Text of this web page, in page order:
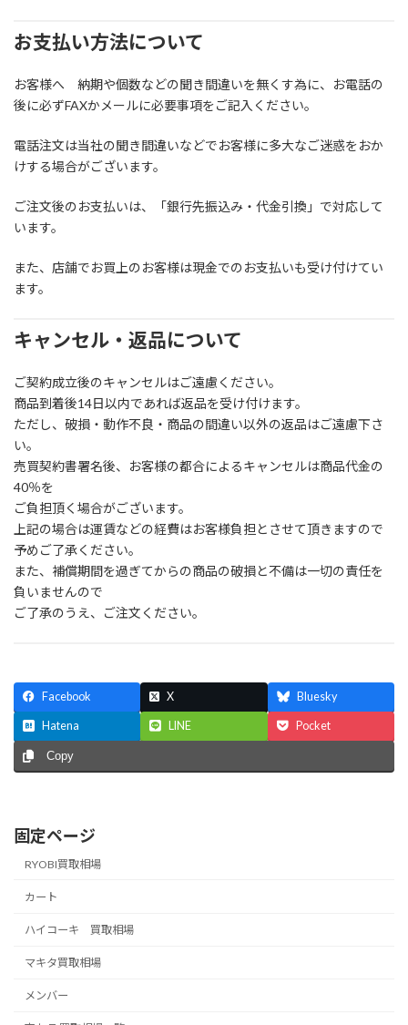
お支払い方法について
お客様へ 納期や個数などの聞き間違いを無くす為に、お電話の
後に必ずFAXかメールに必要事項をご記入ください。
電話注文は当社の聞き間違いなどでお客様に多大なご迷惑をおか
けする場合がございます。
ご注文後のお支払いは、「銀行先振込み・代金引換」で対応して
います。
また、店舗でお買上のお客様は現金でのお支払いも受け付けてい
ます。
キャンセル・返品について
ご契約成立後のキャンセルはご遠慮ください。
商品到着後14日以内であれば返品を受け付けます。
ただし、破損・動作不良・商品の間違い以外の返品はご遠慮下さ
い。
売買契約書署名後、お客様の都合によるキャンセルは商品代金の
40％を
ご負担頂く場合がございます。
上記の場合は運賃などの経費はお客様負担とさせて頂きますので
予めご了承ください。
また、補償期間を過ぎてからの商品の破損と不備は一切の責任を
負いませんので
ご了承のうえ、ご注文ください。
Facebook X Bluesky
Hatena LINE Pocket
Copy
固定ページ
RYOBI買取相場
カート
ハイコーキ 買取相場
マキタ買取相場
メンバー